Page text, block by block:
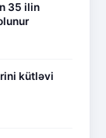
35 ilin
kütləvi